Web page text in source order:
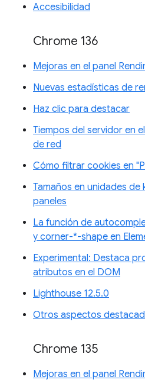
Accesibilidad
Chrome 136
Mejoras en el panel
Nuevas estadísticas de
Haz clic para destacar
Tiempos del servidor en
de red
Cómo filtrar cookies en
Tamaños en unidades
paneles
La función de
y corner-*-shape en
Experimental: Destaca
atributos en el DOM
Lighthouse 12.5.0
Otros aspectos
Chrome 135
Mejoras en el panel